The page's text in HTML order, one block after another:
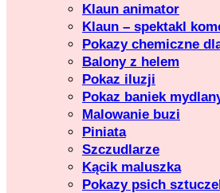
Klaun animator
Klaun – spektakl
Pokazy chemiczne
Balony z helem
Pokaz iluzji
Pokaz baniek
Malowanie buzi
Piniata
Szczudlarze
Kącik maluszka
Pokazy psich